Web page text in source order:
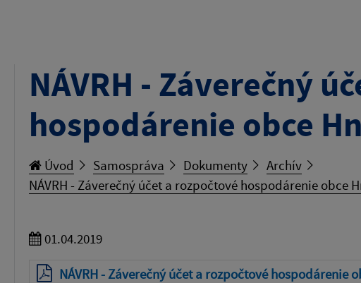
NÁVRH - Záverečný
hospodárenie obce
Úvod Samospráva Dokumenty
Archív
NÁVRH - Záverečný účet a rozpočtové hospodárenie obce
01.04.2019
NÁVRH - Záverečný účet a rozpočtové hospodárenie